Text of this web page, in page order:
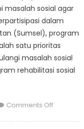
Fakir
Miskin
Sumsel
sosial agar
dalam
(Sumsel), program
satu prioritas
masalah sosial
rehabilitasi sosial
Comments Offon